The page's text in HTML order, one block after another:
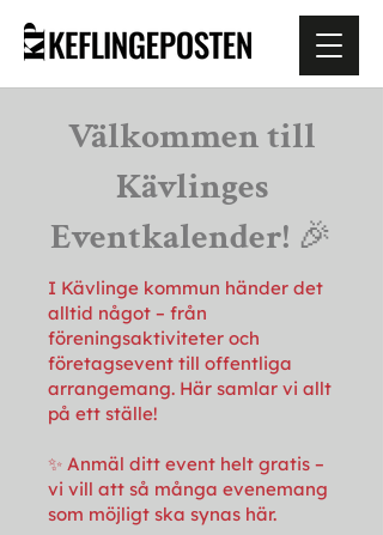
Välkommen till
Kävlinges
Eventkalender! 🎉
I Kävlinge kommun händer det
alltid något – från
föreningsaktiviteter och
företagsevent till offentliga
arrangemang. Här samlar vi allt
på ett ställe!
✨ Anmäl ditt event helt gratis –
vi vill att så många evenemang
som möjligt ska synas här.